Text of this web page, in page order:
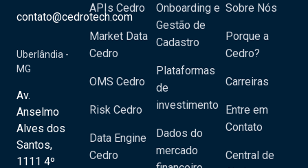
contato@cedrotech.com
Uberlândia -
MG
Av.
Anselmo
Alves dos
Santos,
1111 4º
APIs Cedro
Market Data
Cedro
OMS Cedro
Risk Cedro
Data Engine
Cedro
Onboarding e
Gestão de
Cadastro
Plataformas
de
investimento
Dados do
mercado
Sobre Nós
Porque a
Cedro?
Carreiras
Entre em
Contato
Central de